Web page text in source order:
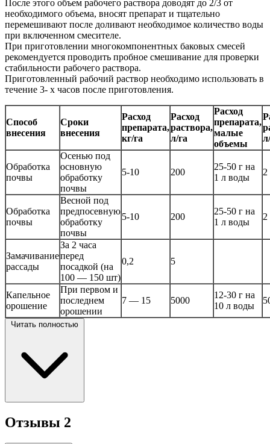
После этого объем рабочего раствора доводят до 2/3 от
необходимого объема, вносят препарат и тщательно
перемешивают после доливают необходимое количество воды
при включенном смесителе.
При приготовлении многокомпонентных баковых смесей
рекомендуется проводить пробное смешивание для проверки
стабильности рабочего раствора.
Приготовленный рабочий раствор необходимо использовать в
течение 3- х часов после приготовления.
Способ
внесения
Сроки
внесения
Расход
препарата,
кг/га
Расход
раствора,
л/га
Расход
препарата,
малые
объемы
Обработка
почвы
Осенью под
основную
обработку
почвы
5-10 200
25-50 г на
1 л воды
2
Обработка
почвы
Весной под
предпосевную
обработку
почвы
5-10 200
25-50 г на
1 л воды
2
Замачивание
рассады
За 2 часа
перед
посадкой (на
100 — 150 шт)
0,2 5
Капельное
орошение
При первом и
последнем
орошении
7 — 15 5000
12-30 г на
10 л воды
Читать полностью
Отзывы 2